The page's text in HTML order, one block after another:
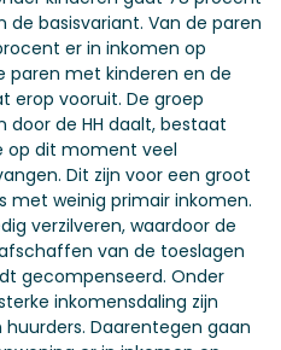
de basisvariant. Van de paren
er in inkomen op
paren met kinderen en de
erop vooruit. De groep
door de HH daalt, bestaat
op dit moment veel
Dit zijn voor een groot
met weinig primair inkomen.
verzilveren, waardoor de
van de toeslagen
gecompenseerd. Onder
inkomensdaling zijn
Daarentegen gaan